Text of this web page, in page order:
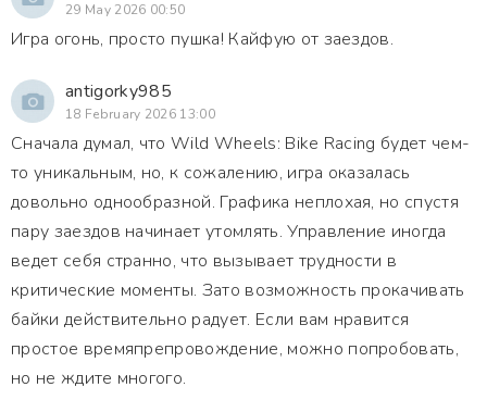
29 May 2026 00:50
Игра огонь, просто пушка! Кайфую от заездов.
antigorky985
18 February 2026 13:00
Сначала думал, что Wild Wheels: Bike Racing будет чем-
то уникальным, но, к сожалению, игра оказалась
довольно однообразной. Графика неплохая, но спустя
пару заездов начинает утомлять. Управление иногда
ведет себя странно, что вызывает трудности в
критические моменты. Зато возможность прокачивать
байки действительно радует. Если вам нравится
простое времяпрепровождение, можно попробовать,
но не ждите многого.